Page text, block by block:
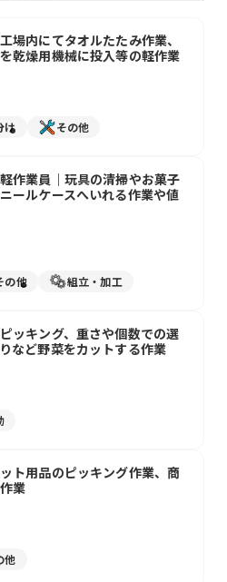
場内にてタオルたたみ作業、
乾燥用機械に投入等の軽作業
け その他
作業員｜玩具の清掃やお菓子
ールケースへいれる作業や値
の他 組立・加工
ッキング、重さや個数での選
など野菜をカットする作業
ト用品のピッキング作業、商
業
他